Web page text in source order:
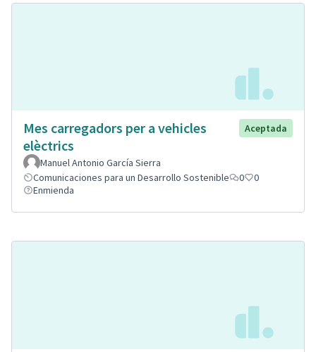
Mes carregadors per a vehicles
elèctrics
Aceptada
Manuel Antonio García Sierra
Comunicaciones para un Desarrollo Sostenible
0
0
Enmienda